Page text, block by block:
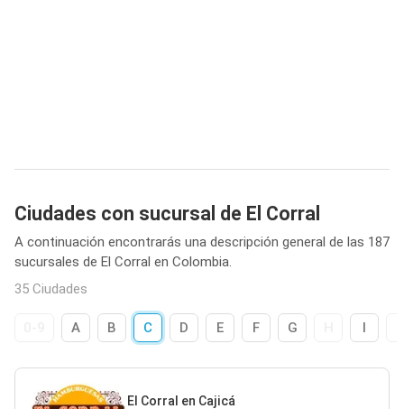
Ciudades con sucursal de El Corral
A continuación encontrarás una descripción general de las 187
sucursales de El Corral en Colombia.
35 Ciudades
A B C D E F G I
El Corral en Cajicá